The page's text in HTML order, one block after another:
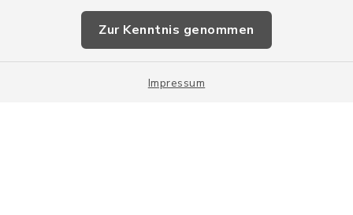
Zur Kenntnis genommen
Impressum
Impressum
Sitemap